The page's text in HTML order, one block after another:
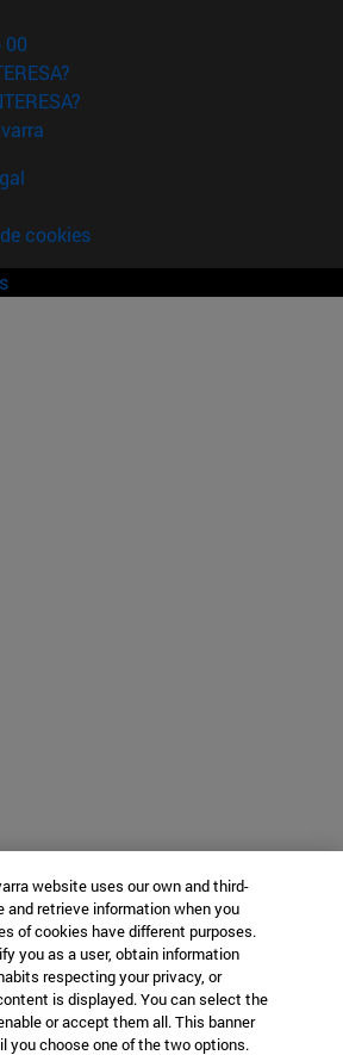
00
cookies
website uses our own and third-
retrieve information when you
of cookies have different purposes.
you as a user, obtain information
respecting your privacy, or
is displayed. You can select the
or accept them all. This banner
you choose one of the two options.